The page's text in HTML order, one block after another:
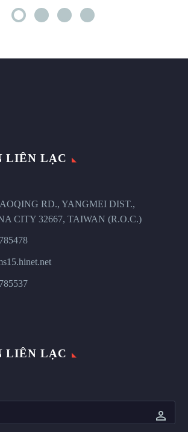
LIÊN LẠC
RD., YANGMEI DIST.,
CITY 32667, TAIWAN (R.O.C.)
LIÊN LẠC